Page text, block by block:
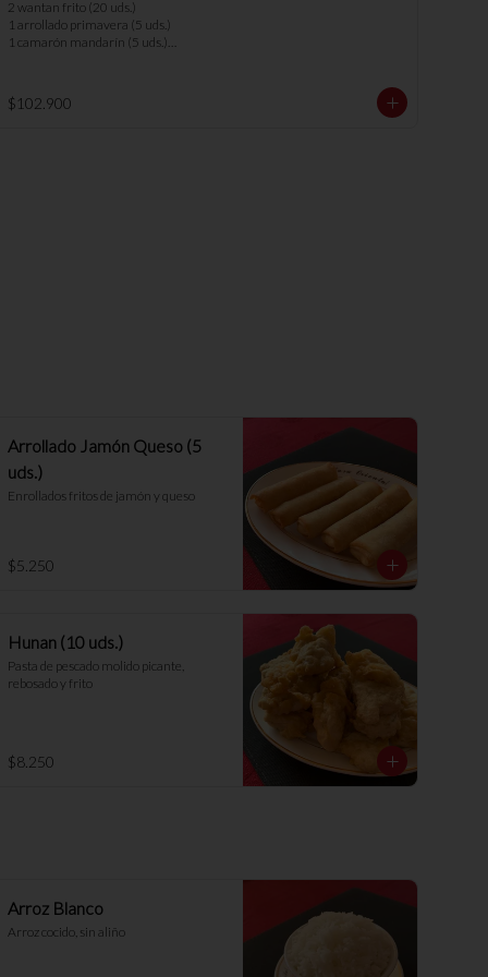
2 wantan frito (20 uds.)
1 arrollado primavera (5 uds.)
1 camarón mandarín (5 uds.)
1 chapsui vegetariano
1 arrollado de marisco
$102.900
Arrollado Jamón Queso (5
uds.)
Enrollados fritos de jamón y queso
$5.250
Hunan (10 uds.)
Pasta de pescado molido picante,
rebosado y frito
$8.250
Arroz Blanco
Arroz cocido, sin aliño